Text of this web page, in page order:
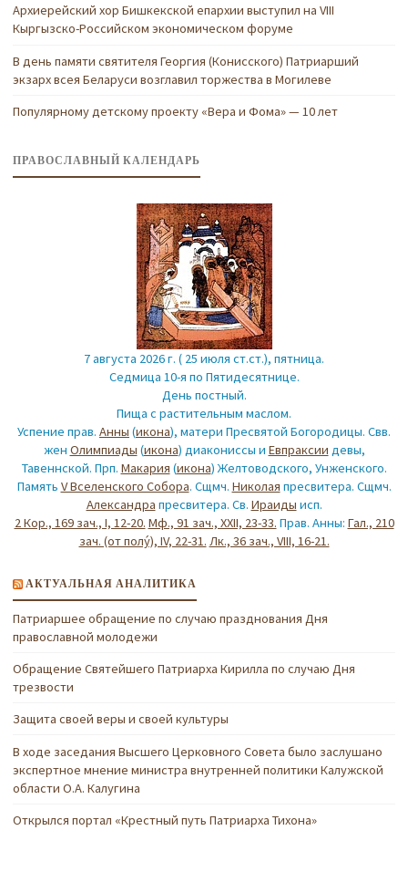
Архиерейский хор Бишкекской епархии выступил на VIII
Кыргызско-Российском экономическом форуме
В день памяти святителя Георгия (Конисского) Патриарший
экзарх всея Беларуси возглавил торжества в Могилеве
Популярному детскому проекту «Вера и Фома» — 10 лет
ПРАВОСЛАВНЫЙ КАЛЕНДАРЬ
7 августа 2026 г. ( 25 июля ст.ст.), пятница.
Седмица 10-я по Пятидесятнице.
День постный.
Пища с растительным маслом.
Успение прав. Анны (икона), матери Пресвятой Богородицы. Свв.
жен Олимпиады (икона) диакониссы и Евпраксии девы,
Тавеннской. Прп. Макария (икона) Желтоводского, Унженского.
Память V Вселенского Собора. Сщмч. Николая пресвитера. Сщмч.
Александра пресвитера. Св. Ираиды исп.
2 Кор., 169 зач., I, 12-20. Мф., 91 зач., XXII, 23-33. Прав. Анны: Гал., 210
зач. (от полу́), IV, 22-31. Лк., 36 зач., VIII, 16-21.
АКТУАЛЬНАЯ АНАЛИТИКА
Патриаршее обращение по случаю празднования Дня
православной молодежи
Обращение Святейшего Патриарха Кирилла по случаю Дня
трезвости
Защита своей веры и своей культуры
В ходе заседания Высшего Церковного Совета было заслушано
экспертное мнение министра внутренней политики Калужской
области О.А. Калугина
Открылся портал «Крестный путь Патриарха Тихона»